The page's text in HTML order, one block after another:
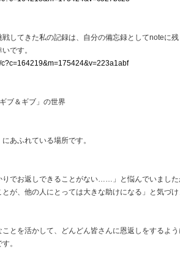
してきた私の記録は、自分の備忘録としてnoteに残
です。
ブ＆ギブ」の世界
あふれている場所です。
りでお返しできることがない……」と悩んでいました
とが、他の人にとっては大きな助けになる」と気づけ
とを活かして、どんどん皆さんに恩返しをするよう
。